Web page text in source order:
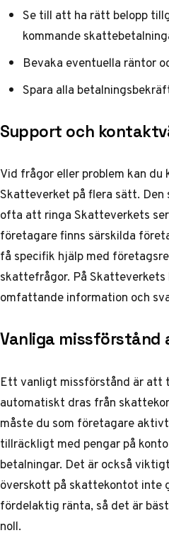
Se till att ha rätt belopp
kommande
Bevaka eventuella räntor
Spara alla
Support och
Vid frågor eller problem kan du
Skatteverket på flera sätt. Den
ofta att ringa Skatteverkets
företagare finns särskilda
få specifik hjälp med
skattefrågor. PåSkatteverkets
omfattande information och
Vanliga missförstånd
Ett vanligt missförstånd är att
automatiskt dras från
måste du som företagare
tillräckligt med pengar på
betalningar. Det är också
överskott på skattekontot inte
fördelaktig ränta, så det är
noll.